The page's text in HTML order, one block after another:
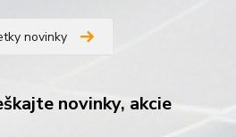
novinky
novinky, akcie